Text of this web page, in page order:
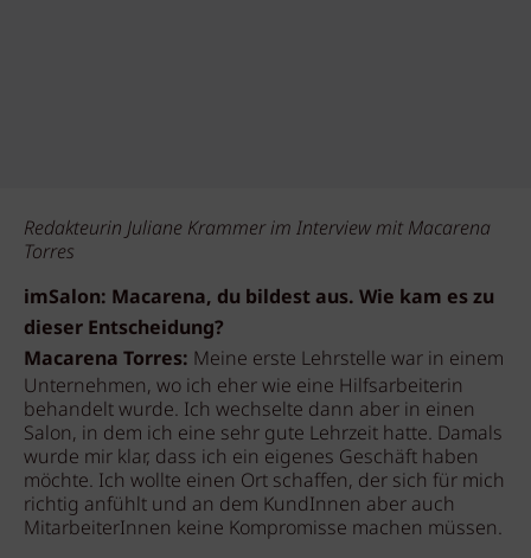
Redakteurin Juliane Krammer im Interview mit Macarena
Torres
imSalon: Macarena, du bildest aus. Wie kam es zu
dieser Entscheidung?
Macarena Torres: Meine erste Lehrstelle war in einem
Unternehmen, wo ich eher wie eine Hilfsarbeiterin
behandelt wurde. Ich wechselte dann aber in einen
Salon, in dem ich eine sehr gute Lehrzeit hatte. Damals
wurde mir klar, dass ich ein eigenes Geschäft haben
möchte. Ich wollte einen Ort schaffen, der sich für mich
richtig anfühlt und an dem KundInnen aber auch
MitarbeiterInnen keine Kompromisse machen müssen.